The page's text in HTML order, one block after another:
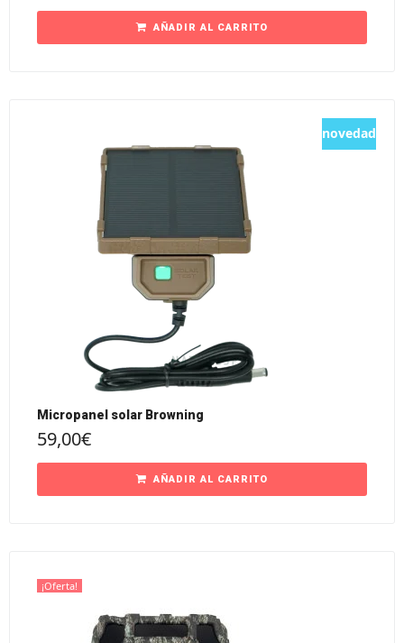
AÑADIR AL CARRITO
novedad
Micropanel solar Browning
59,00€
AÑADIR AL CARRITO
¡Oferta!